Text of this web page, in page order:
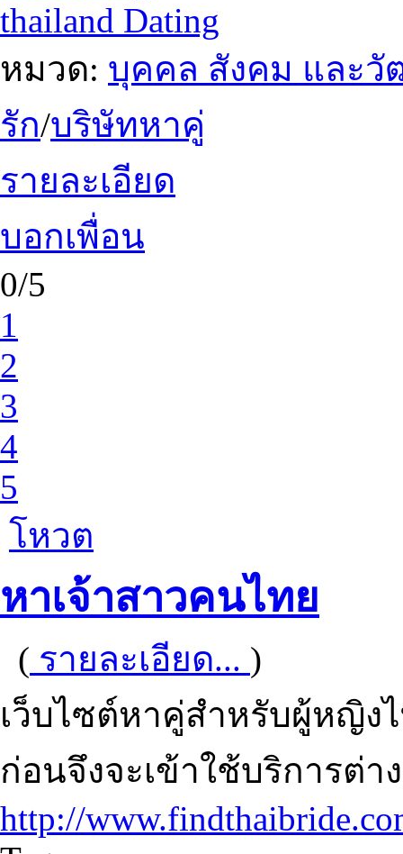
thailand Dating
หมวด: บุคคล สังคม และวั
รัก/บริษัทหาคู่
รายละเอียด
บอกเพื่อน
0/5
1
2
3
4
5
โหวต
หาเจ้าสาวคนไทย
( รายละเอียด... )
เว็บไซต์หาคู่สำหรับผู้หญิง
ก่อนจึงจะเข้าใช้บริการต่า
http://